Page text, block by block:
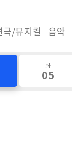
극/뮤지컬 음악
화
05